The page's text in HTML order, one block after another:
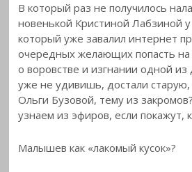
В который раз не получилось
новенькой Кристиной Лабзиной
который уже завалил интернет
очередных желающих попасть
о воровстве и изгнании одной из
уже не удивишь, достали
Ольги Бузовой, тему из
узнаем из эфиров, если покажут,
Малышев как «лакомый кусок»?